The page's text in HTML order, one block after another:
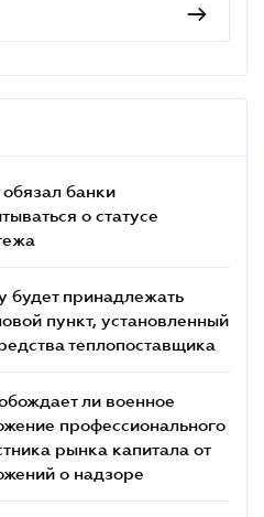
банки
о статусе
будет принадлежать
пункт, установленный
теплопоставщика
ли военное
профессионального
рынка капитала от
о надзоре